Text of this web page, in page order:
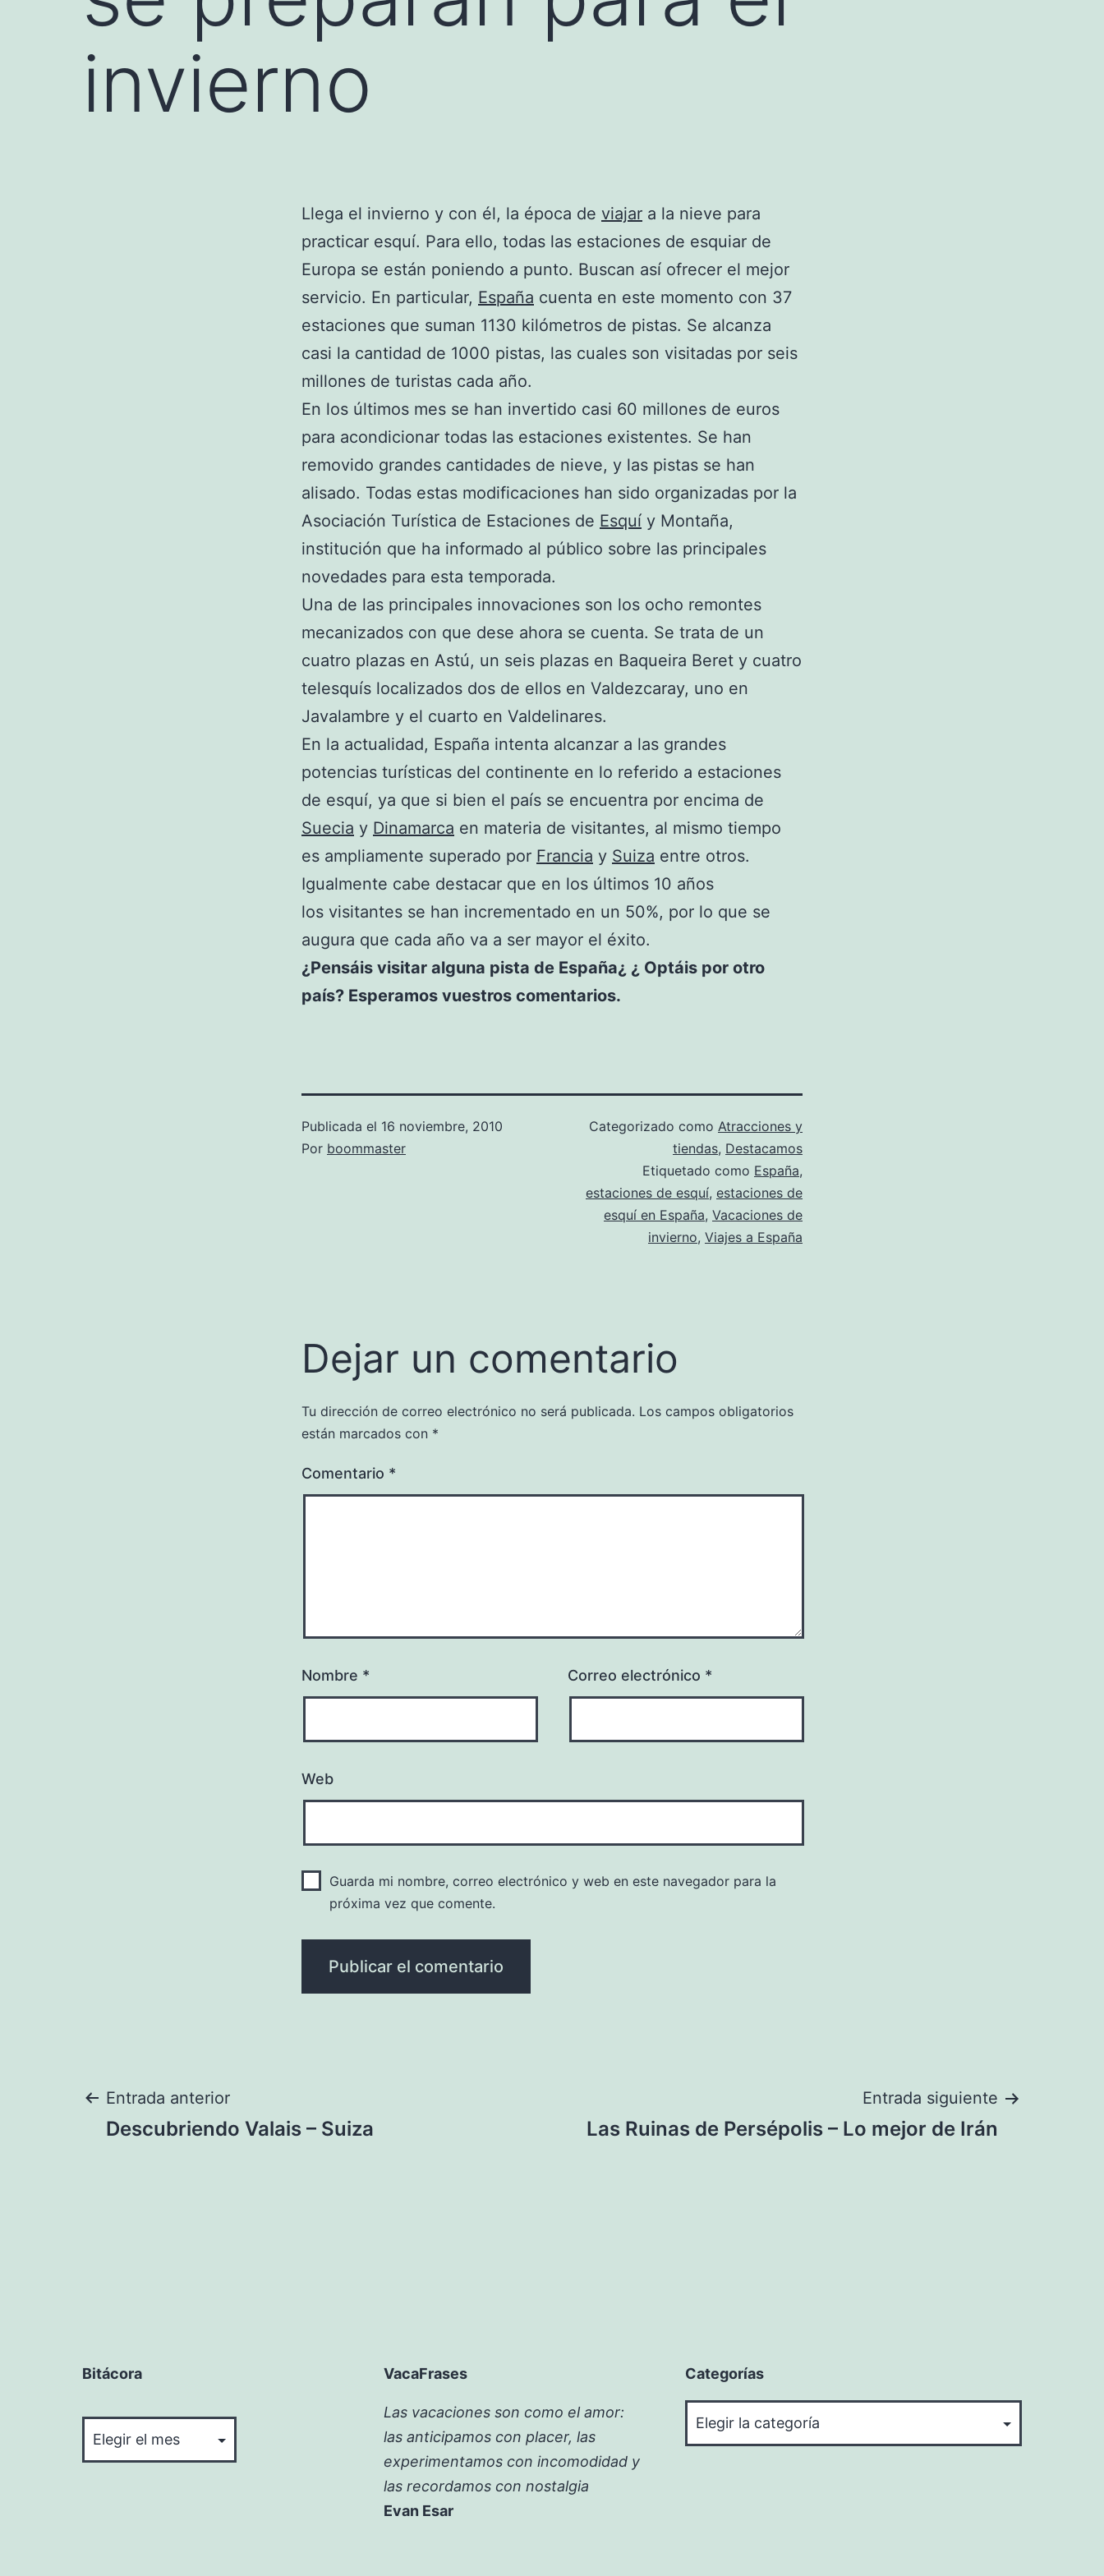
invierno
Llega el invierno y con él, la época de viajar a la nieve para
practicar esquí. Para ello, todas las estaciones de esquiar de
Europa se están poniendo a punto. Buscan así ofrecer el mejor
servicio. En particular, España cuenta en este momento con 37
estaciones que suman 1130 kilómetros de pistas. Se alcanza
casi la cantidad de 1000 pistas, las cuales son visitadas por seis
millones de turistas cada año.
En los últimos mes se han invertido casi 60 millones de euros
para acondicionar todas las estaciones existentes. Se han
removido grandes cantidades de nieve, y las pistas se han
alisado. Todas estas modificaciones han sido organizadas por la
Asociación Turística de Estaciones de Esquí y Montaña,
institución que ha informado al público sobre las principales
novedades para esta temporada.
Una de las principales innovaciones son los ocho remontes
mecanizados con que dese ahora se cuenta. Se trata de un
cuatro plazas en Astú, un seis plazas en Baqueira Beret y cuatro
telesquís localizados dos de ellos en Valdezcaray, uno en
Javalambre y el cuarto en Valdelinares.
En la actualidad, España intenta alcanzar a las grandes
potencias turísticas del continente en lo referido a estaciones
de esquí, ya que si bien el país se encuentra por encima de
Suecia y Dinamarca en materia de visitantes, al mismo tiempo
es ampliamente superado por Francia y Suiza entre otros.
Igualmente cabe destacar que en los últimos 10 años
los visitantes se han incrementado en un 50%, por lo que se
augura que cada año va a ser mayor el éxito.
¿Pensáis visitar alguna pista de España¿ ¿ Optáis por otro
país? Esperamos vuestros comentarios.
Publicada el 16 noviembre, 2010
Por boommaster
Categorizado como Atracciones y
tiendas, Destacamos
Etiquetado como España,
estaciones de esquí, estaciones de
esquí en España, Vacaciones de
invierno, Viajes a España
Dejar un comentario
Tu dirección de correo electrónico no será publicada. Los campos obligatorios
están marcados con *
Comentario *
Nombre * Correo electrónico *
Web
Guarda mi nombre, correo electrónico y web en este navegador para la
próxima vez que comente.
Navegación
Entrada anterior
Descubriendo Valais – Suiza
Entrada siguiente
Las Ruinas de Persépolis – Lo mejor de Irán
Bitácora VacaFrases
Las vacaciones son como el amor:
las anticipamos con placer, las
experimentamos con incomodidad y
las recordamos con nostalgia
Evan Esar
Categorías